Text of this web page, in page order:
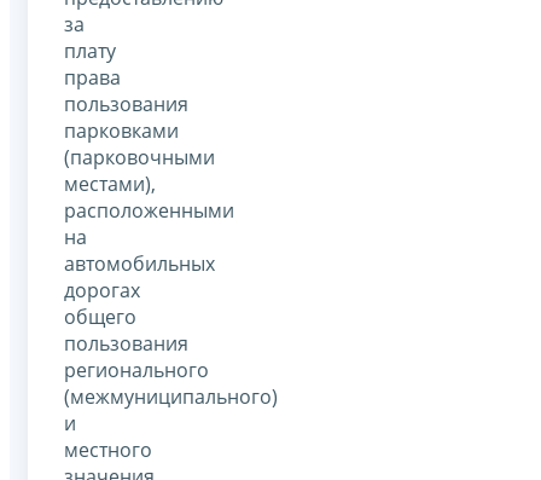
за
плату
права
пользования
парковками
(парковочными
местами),
расположенными
на
автомобильных
дорогах
общего
пользования
регионального
(межмуниципального)
и
местного